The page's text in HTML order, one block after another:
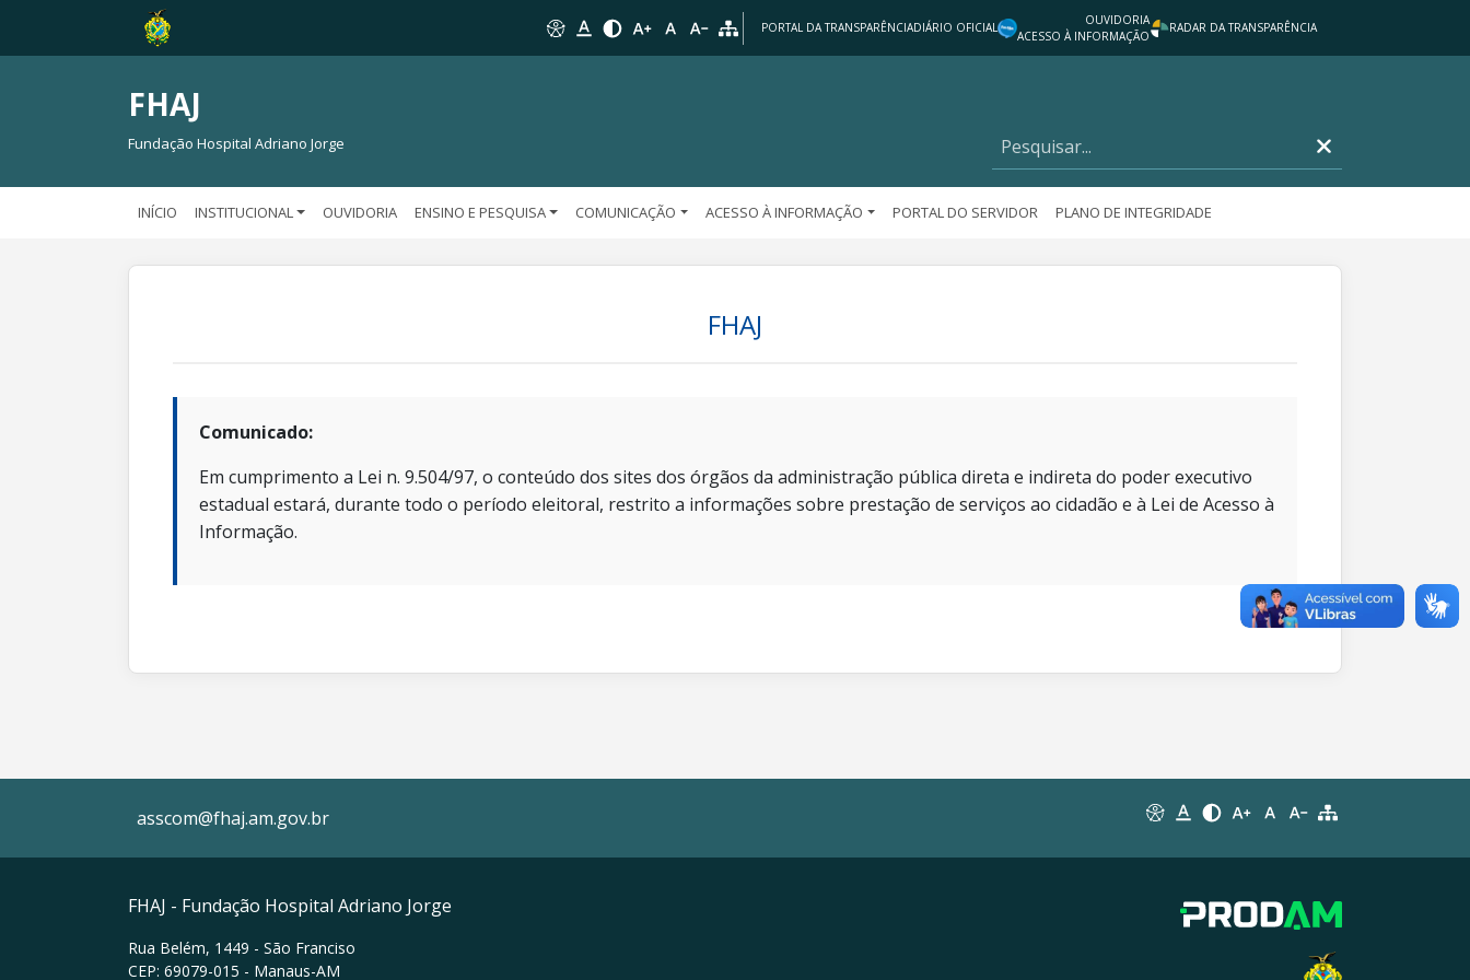
PORTAL DA TRANSPARÊNCIADIÁRIO OFICIAL
OUVIDORIA
ACESSO À INFORMAÇÃO
RADAR DA TRANSPARÊNCIA
FHAJ
Fundação Hospital Adriano Jorge
INÍCIO INSTITUCIONAL OUVIDORIA ENSINO E PESQUISA COMUNICAÇÃO ACESSO À INFORMAÇÃO PORTAL DO SERVIDOR PLANO DE INTEGRIDADE
FHAJ
Comunicado:
Em cumprimento a Lei n. 9.504/97, o conteúdo dos sites dos órgãos da administração pública direta e indireta do poder executivo
estadual estará, durante todo o período eleitoral, restrito a informações sobre prestação de serviços ao cidadão e à Lei de Acesso à
Informação.
asscom@fhaj.am.gov.br
FHAJ - Fundação Hospital Adriano Jorge
Rua Belém, 1449 - São Franciso
CEP: 69079-015 - Manaus-AM